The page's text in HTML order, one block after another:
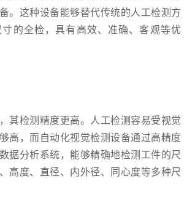
。这种设备能够替代传统的人工检测方
的全检，具有高效、准确、客观等优
其检测精度更高。人工检测容易受视觉
高，而自动化视觉检测设备通过高精度
据分析系统，能够精确地检测工件的尺
高度、直径、内外径、同心度等多种尺